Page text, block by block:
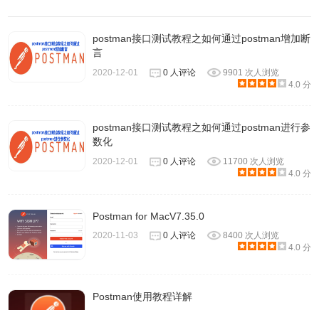
类型也是json的
postman接口测试教程之如何通过postman增加断
言
2020-12-01 0 人评论
9901 次人浏览
4.0 分
postman接口测试教程之如何通过postman进行参
数化
2020-12-01 0 人评论
11700 次人浏览
4.0 分
Postman for MacV7.35.0
2020-11-03 0 人评论
8400 次人浏览
4.0 分
Postman使用教程详解